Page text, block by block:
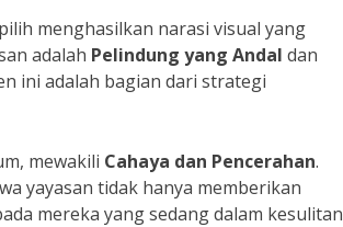
menghasilkan narasi visual yang
adalah Pelindung yang Andal dan
ini adalah bagian dari strategi
mewakili Cahaya dan Pencerahan.
yayasan tidak hanya memberikan
mereka yang sedang dalam kesulitan